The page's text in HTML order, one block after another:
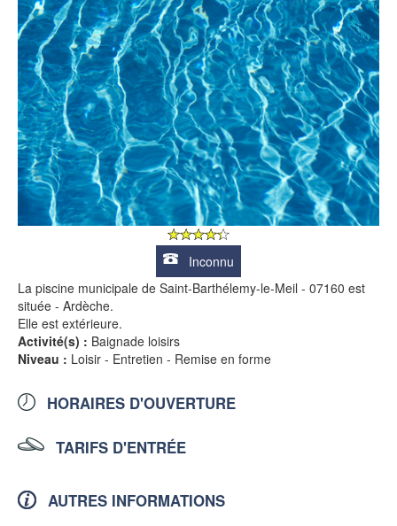
Inconnu
La piscine municipale de Saint-Barthélemy-le-Meil - 07160 est
située - Ardèche.
Elle est extérieure.
Activité(s) : Baignade loisirs
Niveau : Loisir - Entretien - Remise en forme
HORAIRES D'OUVERTURE
TARIFS D'ENTRÉE
AUTRES INFORMATIONS